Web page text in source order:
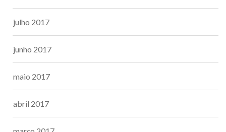
julho 2017
junho 2017
maio 2017
abril 2017